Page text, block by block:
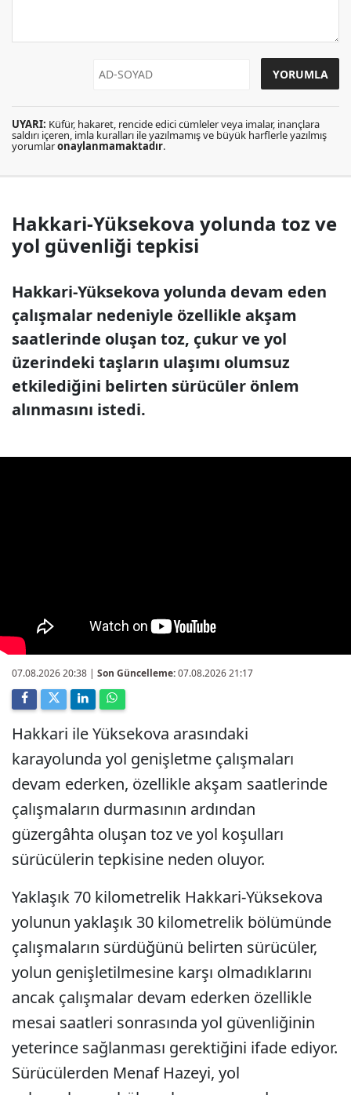
UYARI: Küfür, hakaret, rencide edici cümleler veya imalar, inançlara
saldırı içeren, imla kuralları ile yazılmamış ve büyük harflerle yazılmış
yorumlaronaylanmamaktadır.
Hakkari-Yüksekova yolunda toz ve
yol güvenliği tepkisi
Hakkari-Yüksekova yolunda devam eden
çalışmalar nedeniyle özellikle akşam
saatlerinde oluşan toz, çukur ve yol
üzerindeki taşların ulaşımı olumsuz
etkilediğini belirten sürücüler önlem
alınmasını istedi.
07.08.2026 20:38 | Son Güncelleme:07.08.2026 21:17
Hakkari ile Yüksekova arasındaki
karayolunda yol genişletme çalışmaları
devam ederken, özellikle akşam saatlerinde
çalışmaların durmasının ardından
güzergâhta oluşan toz ve yol koşulları
sürücülerin tepkisine neden oluyor.
Yaklaşık 70 kilometrelik Hakkari-Yüksekova
yolunun yaklaşık 30 kilometrelik bölümünde
çalışmaların sürdüğünü belirten sürücüler,
yolun genişletilmesine karşı olmadıklarını
ancak çalışmalar devam ederken özellikle
mesai saatleri sonrasında yol güvenliğinin
yeterince sağlanması gerektiğini ifade ediyor.
Sürücülerden Menaf Hazeyi, yol